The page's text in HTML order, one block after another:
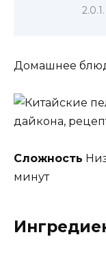
Домашнее
Сложность
минут